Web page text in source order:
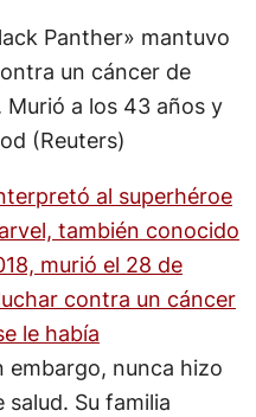
Panther» mantuvo
un cáncer de
a los 43 años y
(Reuters)
al superhéroe
también conocido
murió el 28 de
contra un cáncer
le había
embargo, nunca hizo
Su familia